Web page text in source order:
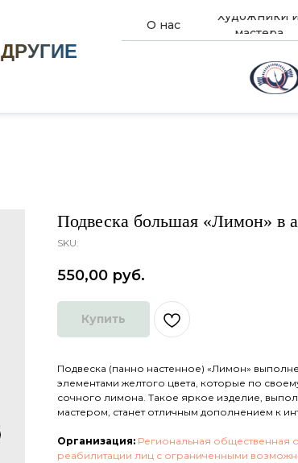
ДРУГИЕ
О нас
Художники и
мастера
Подвеска большая «Лимон» в
SKU:
550,00 руб.
Купить
Подвеска (панно настенное) «Лимон»
элементами желтого цвета, которые по
сочного лимона. Такое яркое изделие,
мастером, станет отличным дополнением к
Организация: Региональная общественная
реабилитации лиц с ограниченными